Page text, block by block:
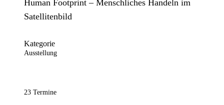
Human Footprint – Menschliches Handeln im
Satellitenbild
Kategorie
Ausstellung
23 Termine